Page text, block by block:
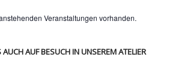
Veranstaltungen vorhanden.
AUF BESUCH IN UNSEREM ATELIER